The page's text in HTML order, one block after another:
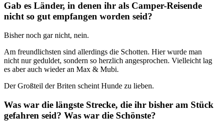
Gab es Länder, in denen ihr als Camper-Reisende
nicht so gut empfangen worden seid?
Bisher noch gar nicht, nein.
Am freundlichsten sind allerdings die Schotten. Hier wurde man
nicht nur geduldet, sondern so herzlich angesprochen. Vielleicht lag
es aber auch wieder an Max & Mubi.
Der Großteil der Briten scheint Hunde zu lieben.
Was war die längste Strecke, die ihr bisher am Stück
gefahren seid? Was war die Schönste?